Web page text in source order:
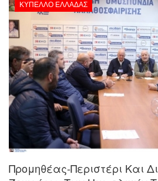
ΚΎΠΕΛΛΟ ΕΛΛΆΔΑΣ
Προμηθέας-Περιστέρι Και